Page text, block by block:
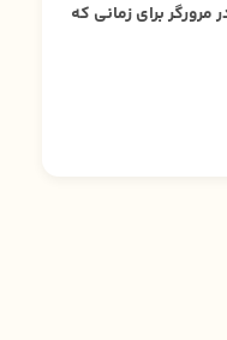
مرورگر برای زمانی که